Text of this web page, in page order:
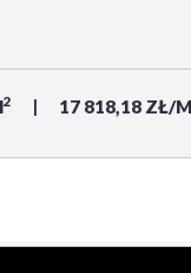
2 17 818,18 ZŁ/M